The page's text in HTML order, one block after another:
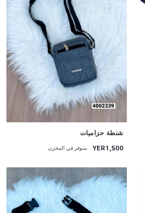
شنطة حزاميات
YER1,500 متوفر في المخزن